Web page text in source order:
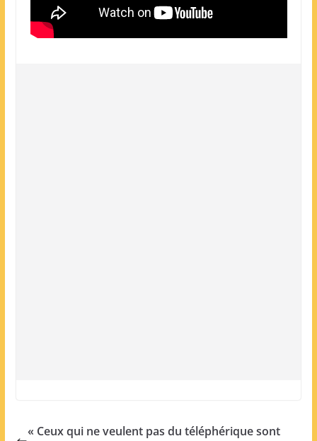
« Ceux qui ne veulent pas du téléphérique sont